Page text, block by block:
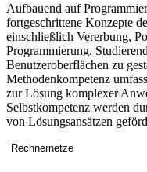
Aufbauend auf
fortgeschrittene Konzepte
einschließlich Vererbung,
Programmierung.
Benutzeroberflächen zu
Methodenkompetenz
zur Lösung komplexer
Selbstkompetenz werden
von Lösungsansätzen
Rechnernetze